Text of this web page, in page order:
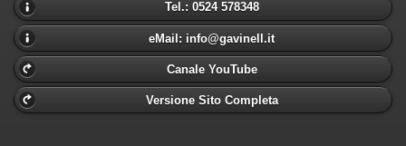
Tel.: 0524 578348
eMail: info@gavinell.it
Canale YouTube
Versione Sito Completa